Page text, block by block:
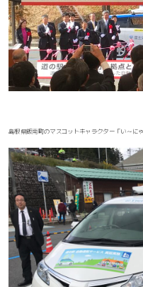
島根県飯南町のマスコットキャラクター「い～に